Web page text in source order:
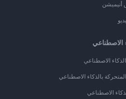
أنيميشن
الاصطناعي
الاصطناعي
بالذكاء الاصطناعي
الاصطناعي